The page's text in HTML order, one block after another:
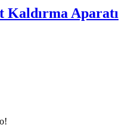
Kaldırma Aparatı